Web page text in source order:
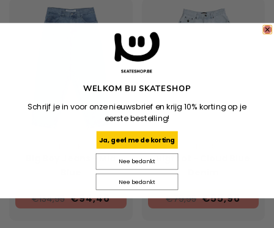
Big Boy Jeans - Mid
€134,95 €94,46
Bigfoot - Cloud Blue
€79,95 €55,96
WELKOM BIJ SKATESHOP
Schrijf je in voor onze nieuwsbrief en krijg 10% korting op je
eerste bestelling!
Ja, geef me de korting
Nee bedankt
Nee bedankt